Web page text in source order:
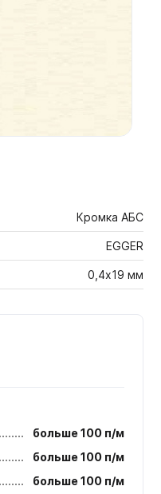
Кромка АБС
EGGER
0,4х19 мм
больше 100 п/м
больше 100 п/м
больше 100 п/м